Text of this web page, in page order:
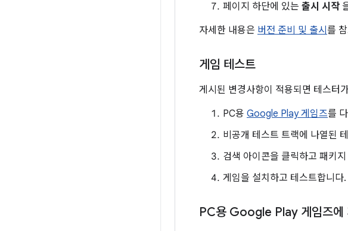
페이지 하단에 있는 출시 시작
자세한 내용은 버전 준비 및 출시 를
게임 테스트
게시된 변경사항이 적용되면 테스터
PC용 Google Play 게임즈를
비공개 테스트 트랙에 나열된
검색 아이콘을 클릭하고 패키
게임을 설치하고 테스트합니다.
PC용 Google Play 게임즈에